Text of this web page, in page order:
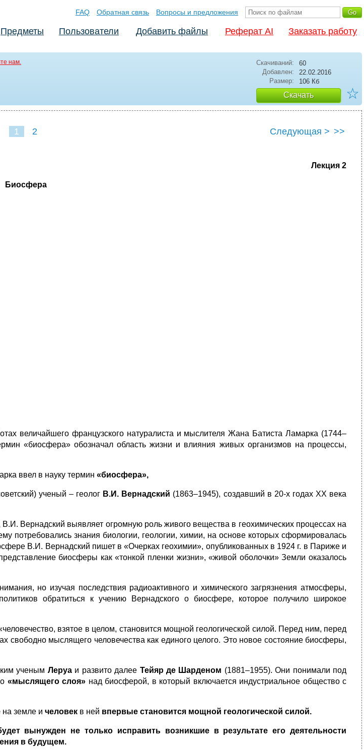
FAQ Обратная связь Вопросы и предложения
Предметы Пользователи Добавить файлы Реферат AI Заказать работу
нам. Скачиваний:
60
Добавлен:
22.02.2016
Размер:
106 Кб
Скачать ☆
1 2 Следующая > >>
Лекция 2
Биосфера
величайшего французского натуралиста и мыслителя Жана Батиста Ламарка (1744–
«биосфера» обозначал область жизни и влияния живых организмов на процессы,
ввел в науку термин «биосфера»,
ученый – геолог В.И. Вернадский (1863–1945), создавший в 20-х годах ХХ века
Вернадский выявляет огромную роль живого вещества в геохимических процессах на
потребовались знания биологии, геологии, химии, на основе которых сформировалась
В.И. Вернадский пишет в «Очерках геохимии», опубликованных в 1924 г. в Париже и
биосферы как «тонкой пленки жизни», «живой оболочки» Земли оказалось
но изучая последствия радиоактивного и химического загрязнения атмосферы,
обратиться к учению Вернадского о биосфере, которое получило широкое
взятое в целом, становится мощной геологической силой. Перед ним, перед
свободно мыслящего человечества как единого целого. Это новое состояние биосферы,
ученым Леруаи развито далее Тейяр де Шарденом (1881–1955). Они понимали под
«мыслящего слоя» над биосферой, в который включается индустриальное общество с
на земле и человек в ней впервые становится мощной геологической силой.
вынужден не только исправить возникшие в результате его деятельности
в будущем.